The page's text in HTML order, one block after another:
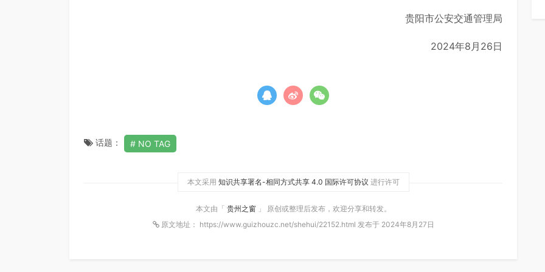
贵阳市公安交通管理局
2024年8月26日
话题： NO TAG
本文采用 知识共享署名-相同方式共享 4.0 国际许可协议 进行许可
本文由「 贵州之窗 」 原创或整理后发布，欢迎分享和转发。
原文地址： https://www.guizhouzc.net/shehui/22152.html 发布于 2024年8月27日